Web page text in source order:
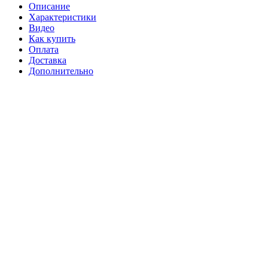
Описание
Характеристики
Видео
Как купить
Оплата
Доставка
Дополнительно